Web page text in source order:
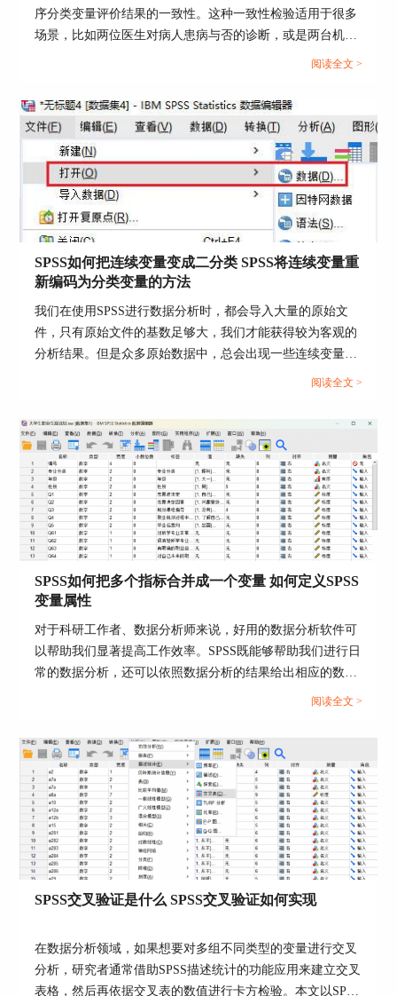
图三：进行相关性分析的操作步骤
步骤二：选中想要进行分析的变量，点击小箭头，
将需要分析的变量移动到【变量】窗中。我选中的
【相关系数】是皮尔逊系数，这个可以根据用户自
己的需求选择。完成设置后，点击【确定】。
图四：双变量相关性面板
步骤三：在打开的输出窗口中，点击工具栏上的保
存标志，打开另存为面板，选择自己的保存路径以
及输入文本名称即可。或者直接点击鼠标右键，选
择复制，将表格复制到excel中。
图四：如何导出相关性表格
以上便是有关SPSS相关性表格怎么看，SPSS相关
SPSS Statistics中文官网进行了解。
序分类变量评价结果的一致性。这种一致性检验适用于很多
场景，比如两位医生对病人患病与否的诊断，或是两台机
器、两种检验方法对某指标阴性阳性结果的判定等。下面我
行一致性检验怎么做的问题。...
阅读全文 >
SPSS如何把连续变量变成二分类 SPSS将连续变量重
新编码为分类变量的方法
我们在使用SPSS进行数据分析时，都会导入大量的原始文
件，只有原始文件的基数足够大，我们才能获得较为客观的
分析结果。但是众多原始数据中，总会出现一些连续变量，
它们会在一定程度上降低数据的参考价值。针对这种情况，
类变量。今天我就以SPSS如何把连续变量变成二分类，
SPSS将连续变量重新编码为分类变量的方法这两个问题为
例，来向大家讲解一下连续变量的转化技巧。...
阅读全文 >
SPSS如何把多个指标合并成一个变量 如何定义SPSS
变量属性
对于科研工作者、数据分析师来说，好用的数据分析软件可
以帮助我们显著提高工作效率。SPSS既能够帮助我们进行日
常的数据分析，还可以依照数据分析的结果给出相应的数据
分析报告，辅助我们进行后续的工作。接下来给大家介绍
属性的具体内容。...
阅读全文 >
SPSS交叉验证是什么 SPSS交叉验证如何实现
在数据分析领域，如果想要对多组不同类型的变量进行交叉
分析，研究者通常借助SPSS描述统计的功能应用来建立交叉
表格，然后再依据交叉表的数值进行卡方检验。本文以SPSS